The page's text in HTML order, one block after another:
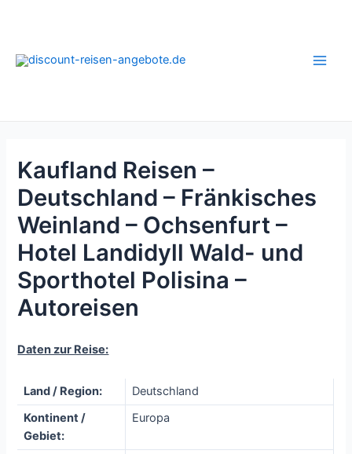
Kaufland Reisen –
Deutschland – Fränkisches
Weinland – Ochsenfurt –
Hotel Landidyll Wald- und
Sporthotel Polisina –
Autoreisen
Daten zur Reise:
Land / Region:
Deutschland
Kontinent /
Gebiet:
Europa